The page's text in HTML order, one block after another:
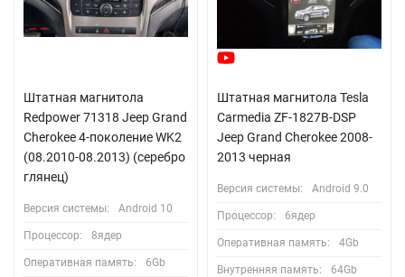
Штатная магнитола
Redpower 71318 Jeep Grand
Cherokee 4-поколение WK2
(08.2010-08.2013) (серебро
глянец)
Версия системы: Android 10
Процессор: 8ядер
Оперативная память: 6Gb
Штатная магнитола Tesla
Carmedia ZF-1827B-DSP
Jeep Grand Cherokee 2008-
2013 черная
Версия системы: Android 9.0
Процессор: 6ядер
Оперативная память: 4Gb
Внутренняя память: 64Gb